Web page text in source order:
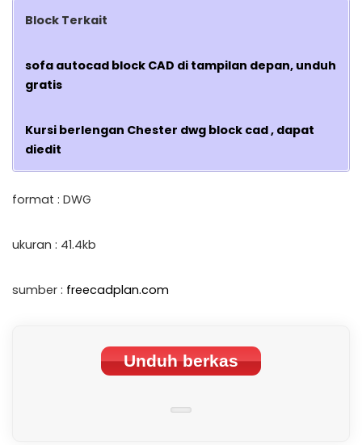
Block Terkait
sofa autocad block CAD di tampilan depan, unduh
gratis
Kursi berlengan Chester dwg block cad , dapat
diedit
format : DWG
ukuran : 41.4kb
sumber : freecadplan.com
Unduh berkas